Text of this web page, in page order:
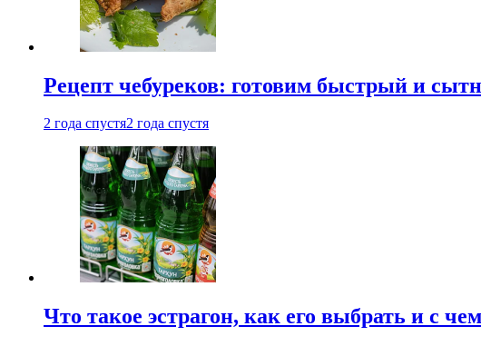
Рецепт чебуреков: готовим быстрый и
2 года спустя2 года спустя
Что такое эстрагон, как его выбрать и с